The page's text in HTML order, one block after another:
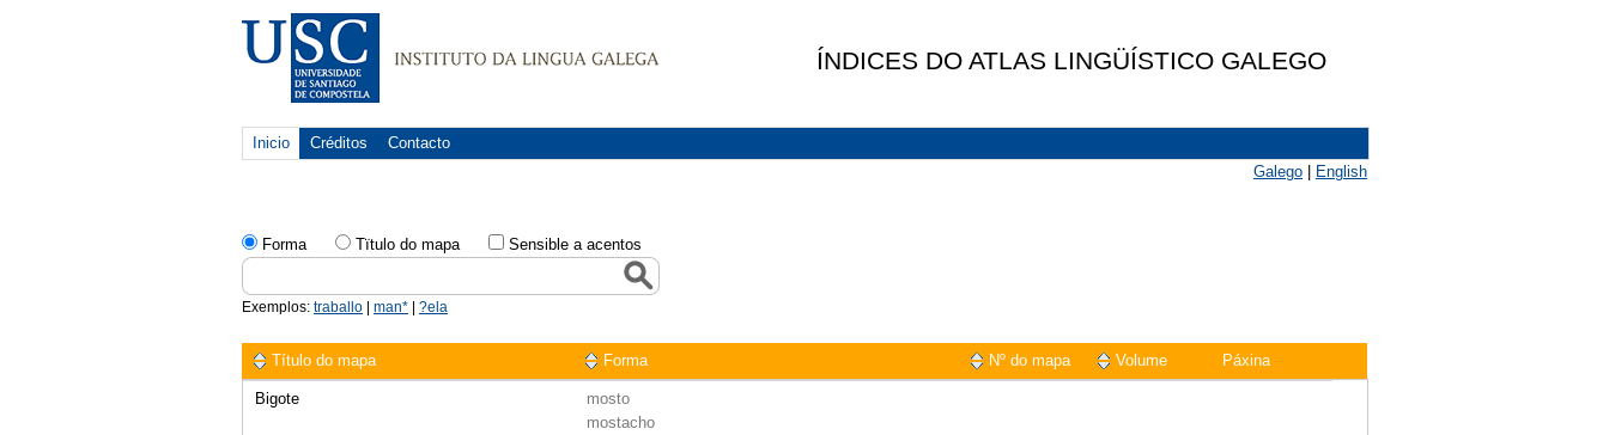
ÍNDICES DO ATLAS LINGÜÍSTICO GALEGO
Inicio Créditos
Contacto
Galego
English
Forma Tïtulo do mapa Sensible a acentos
Exemplos: traballo man* ?ela
Título do mapa Forma Nº do mapa Volume Páxina
Bigote
mosto
mostacho